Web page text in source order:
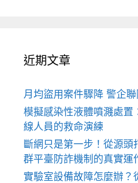
近期文章
月均盜用案件驟降 警企
模擬感染性液體噴濺處置
線人員的救命演練
斷網只是第一步！從源頭
群平臺防詐機制的真實運
實驗室設備故障怎麼辦？